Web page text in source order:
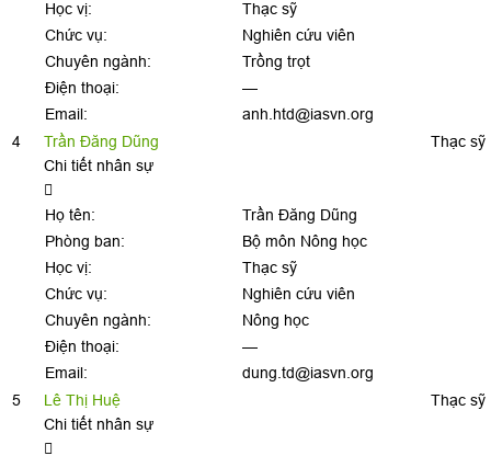
Học vị:
Thạc sỹ
Chức vụ:
Nghiên cứu viên
Chuyên ngành:
Trồng trọt
Điện thoại:
—
Email:
anh.htd@iasvn.org
4
Trần Đăng Dũng
Chi tiết nhân sự
Họ tên:
Trần Đăng Dũng
Phòng ban:
Bộ môn Nông học
Học vị:
Thạc sỹ
Chức vụ:
Nghiên cứu viên
Chuyên ngành:
Nông học
Điện thoại:
—
Email:
dung.td@iasvn.org
Thạc sỹ
5
Lê Thị Huệ
Chi tiết nhân sự
Thạc sỹ